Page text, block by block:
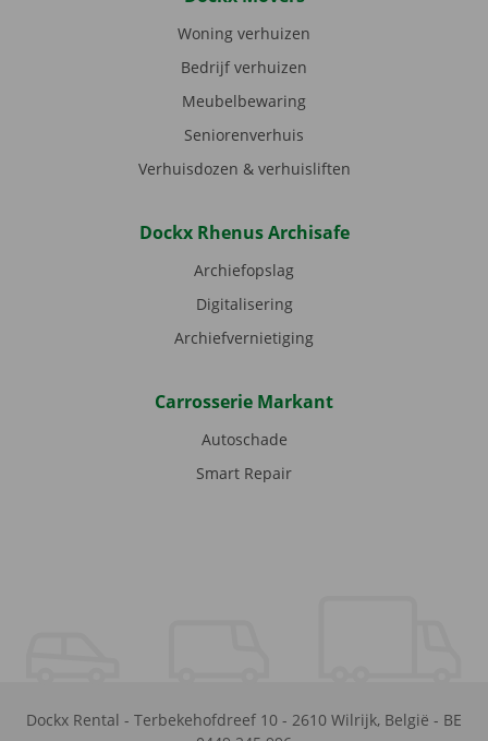
Woning verhuizen
Bedrijf verhuizen
Meubelbewaring
Seniorenverhuis
Verhuisdozen & verhuisliften
Dockx Rhenus Archisafe
Archiefopslag
Digitalisering
Archiefvernietiging
Carrosserie Markant
Autoschade
Smart Repair
Dockx Rental - Terbekehofdreef 10 - 2610 Wilrijk, België - BE